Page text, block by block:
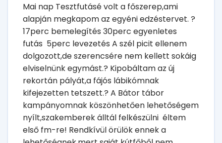
Mai nap Tesztfutásé volt a főszerep,ami
alapján megkapom az egyéni edzéstervet. ?
17perc bemelegítés 30perc egyenletes
futás 5perc levezetés A szél picit ellenem
dolgozott,de szerencsére nem kellett sokáig
elviselnünk egymást.? Kipobáltam az új
rekortán pályát,a fájós lábikómnak
kifejezetten tetszett.? A Bátor tábor
kampányomnak köszönhetően lehetőségem
nyílt,szakemberek álltál felkészülni éltem
első fm-re! Rendkívül örülök ennek a